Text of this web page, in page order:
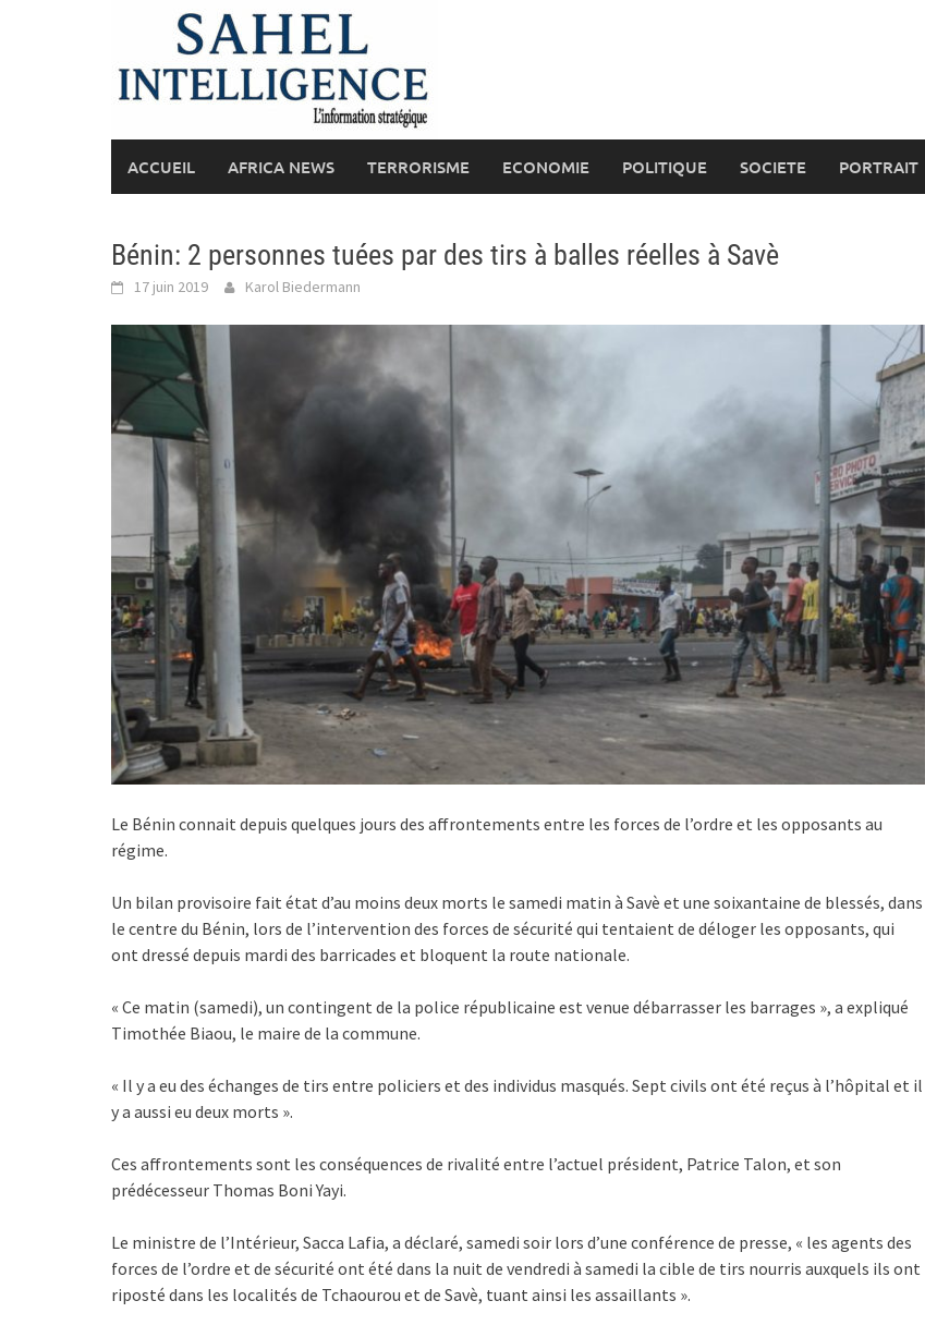
ACCUEIL AFRICA NEWS TERRORISME ECONOMIE POLITIQUE SOCIETE PORTRAIT
Bénin: 2 personnes tuées par des tirs à balles réelles à Savè
17 juin 2019 Karol Biedermann
Le Bénin connait depuis quelques jours des affrontements entre les forces de l’ordre et les opposants au
régime.
Un bilan provisoire fait état d’au moins deux morts le samedi matin à Savè et une soixantaine de blessés, dans
le centre du Bénin, lors de l’intervention des forces de sécurité qui tentaient de déloger les opposants, qui
ont dressé depuis mardi des barricades et bloquent la route nationale.
« Ce matin (samedi), un contingent de la police républicaine est venue débarrasser les barrages », a expliqué
Timothée Biaou, le maire de la commune.
« Il y a eu des échanges de tirs entre policiers et des individus masqués. Sept civils ont été reçus à l’hôpital et il
y a aussi eu deux morts ».
Ces affrontements sont les conséquences de rivalité entre l’actuel président, Patrice Talon, et son
prédécesseur Thomas Boni Yayi.
Le ministre de l’Intérieur, Sacca Lafia, a déclaré, samedi soir lors d’une conférence de presse, « les agents des
forces de l’ordre et de sécurité ont été dans la nuit de vendredi à samedi la cible de tirs nourris auxquels ils ont
riposté dans les localités de Tchaourou et de Savè, tuant ainsi les assaillants ».